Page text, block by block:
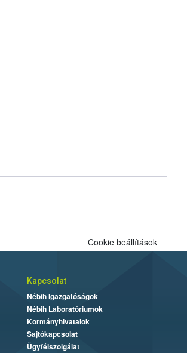
Cookie beállítások
Kapcsolat
Nébih Igazgatóságok
Nébih Laboratóriumok
Kormányhivatalok
Sajtókapcsolat
Ügyfélszolgálat